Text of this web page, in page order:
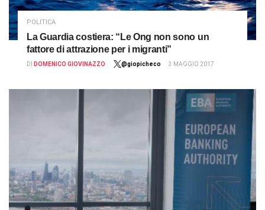
POLITICA
La Guardia costiera: “Le Ong non sono un
fattore di attrazione per i migranti”
DI DOMENICO GIOVINAZZO @giopicheco 3 MAGGIO 2017